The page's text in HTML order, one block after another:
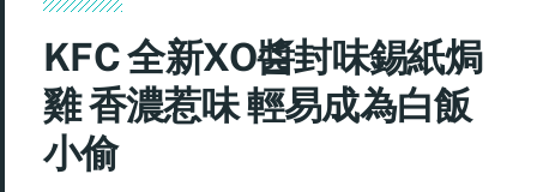
KFC 全新XO醬封味錫紙焗
雞 香濃惹味 輕易成為白飯
小偷